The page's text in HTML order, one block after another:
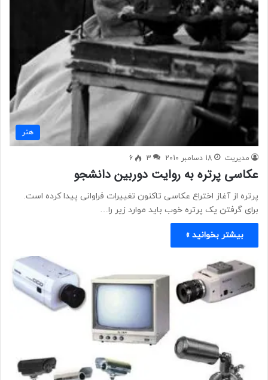
هنر
مدیریت 18 دسامبر 2010 3
6
عکاسی پرتره به روایت دوربین دانشجو
پرتره از آغاز اختراع عکاسی تاکنون تغییرات فراوانی پیدا کرده است.
برای گرفتن یک پرتره خوب باید موارد زیر را…
بیشتر بخوانید »